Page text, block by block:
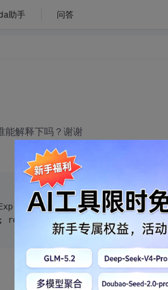
助手 问答
能解释下吗？谢谢
)"+name+"=([^;]*)(;|$)"));
return null;